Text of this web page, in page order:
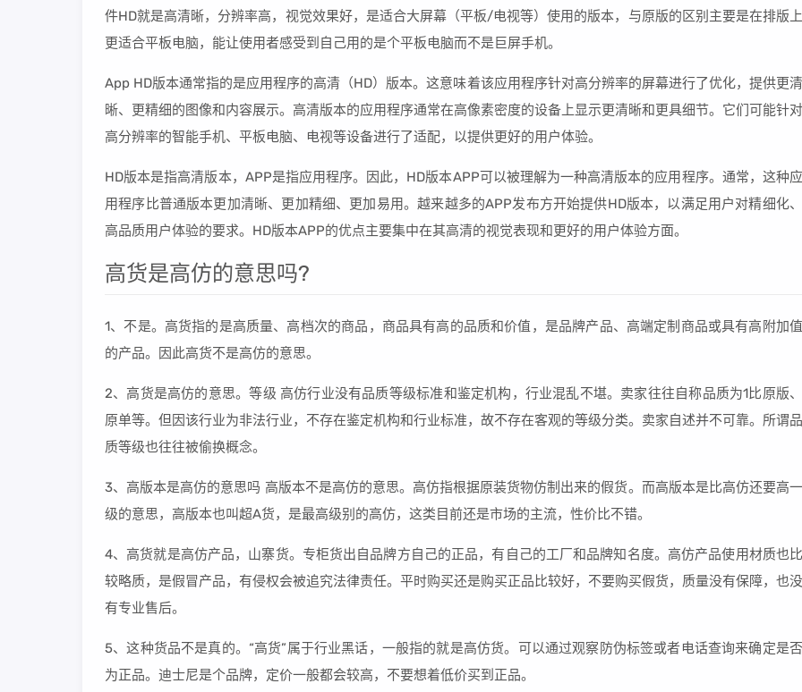
件HD就是高清晰，分辨率高，视觉效果好，是适合大屏幕（平板/电视等）使用的版本，与原版的区别主要是在排版上
更适合平板电脑，能让使用者感受到自己用的是个平板电脑而不是巨屏手机。
App HD版本通常指的是应用程序的高清（HD）版本。这意味着该应用程序针对高分辨率的屏幕进行了优化，提供更清
晰、更精细的图像和内容展示。高清版本的应用程序通常在高像素密度的设备上显示更清晰和更具细节。它们可能针对
高分辨率的智能手机、平板电脑、电视等设备进行了适配，以提供更好的用户体验。
HD版本是指高清版本，APP是指应用程序。因此，HD版本APP可以被理解为一种高清版本的应用程序。通常，这种应
用程序比普通版本更加清晰、更加精细、更加易用。越来越多的APP发布方开始提供HD版本，以满足用户对精细化、
高品质用户体验的要求。HD版本APP的优点主要集中在其高清的视觉表现和更好的用户体验方面。
高货是高仿的意思吗?
1、不是。高货指的是高质量、高档次的商品，商品具有高的品质和价值，是品牌产品、高端定制商品或具有高附加值
的产品。因此高货不是高仿的意思。
2、高货是高仿的意思。等级 高仿行业没有品质等级标准和鉴定机构，行业混乱不堪。卖家往往自称品质为1比原版、
原单等。但因该行业为非法行业，不存在鉴定机构和行业标准，故不存在客观的等级分类。卖家自述并不可靠。所谓品
质等级也往往被偷换概念。
3、高版本是高仿的意思吗 高版本不是高仿的意思。高仿指根据原装货物仿制出来的假货。而高版本是比高仿还要高一
级的意思，高版本也叫超A货，是最高级别的高仿，这类目前还是市场的主流，性价比不错。
4、高货就是高仿产品，山寨货。专柜货出自品牌方自己的正品，有自己的工厂和品牌知名度。高仿产品使用材质也比
较略质，是假冒产品，有侵权会被追究法律责任。平时购买还是购买正品比较好，不要购买假货，质量没有保障，也没
有专业售后。
5、这种货品不是真的。“高货”属于行业黑话，一般指的就是高仿货。可以通过观察防伪标签或者电话查询来确定是否
为正品。迪士尼是个品牌，定价一般都会较高，不要想着低价买到正品。